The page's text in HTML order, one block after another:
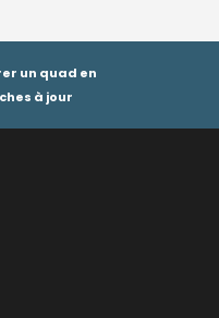
un quad en
à jour